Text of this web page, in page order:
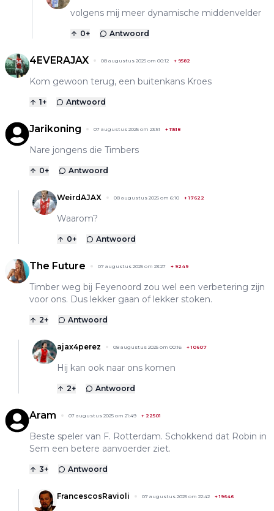
volgens mij meer dynamische middenvelder
0+ Antwoord
4EVERAJAX 08 augustus 2025 om 00:12 + 9582
Kom gewoon terug, een buitenkans Kroes
1+ Antwoord
Jarikoning 07 augustus 2025 om 23:51 +11518
Nare jongens die Timbers
0+ Antwoord
WeirdAJAX 08 augustus 2025 om 6:10 +17622
Waarom?
0+ Antwoord
The Future 07 augustus 2025 om 23:27 + 9249
Timber weg bij Feyenoord zou wel een verbetering zijn
voor ons. Dus lekker gaan of lekker stoken.
2+ Antwoord
ajax4perez 08 augustus 2025 om 00:16 +10607
Hij kan ook naar ons komen
2+ Antwoord
Aram 07 augustus 2025 om 21:49 + 22501
Beste speler van F. Rotterdam. Schokkend dat Robin in
Sem een betere aanvoerder ziet.
3+ Antwoord
FrancescosRavioli 07 augustus 2025 om 22:42 +19646